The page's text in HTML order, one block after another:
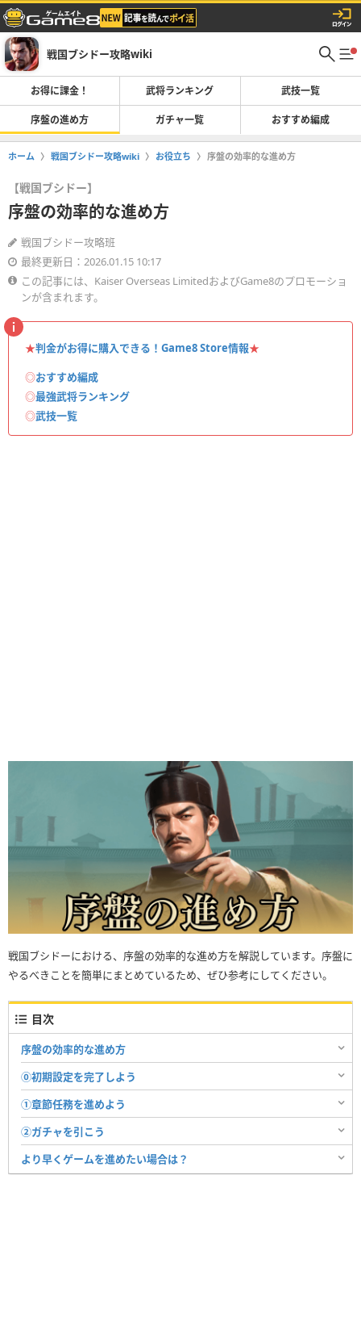
戦国ブシドー攻略wiki
お得に課金！ 武将ランキング 武技一覧
序盤の進め方 ガチャ一覧 おすすめ編成
ホーム 戦国ブシドー攻略wiki お役立ち 序盤の効率的な進め方
【戦国ブシドー】
序盤の効率的な進め方
戦国ブシドー攻略班
最終更新日：2026.01.15 10:17
この記事には、Kaiser Overseas LimitedおよびGame8のプロモーショ
ンが含まれます。
★判金がお得に購入できる！Game8 Store情報★
◎おすすめ編成
◎最強武将ランキング
◎武技一覧
戦国ブシドーにおける、序盤の効率的な進め方を解説しています。序盤に
やるべきことを簡単にまとめているため、ぜひ参考にしてください。
目次
序盤の効率的な進め方
⓪初期設定を完了しよう
①章節任務を進めよう
②ガチャを引こう
より早くゲームを進めたい場合は？